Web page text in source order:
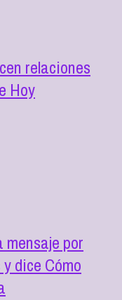
relaciones
Hoy
mensaje por
dice Cómo